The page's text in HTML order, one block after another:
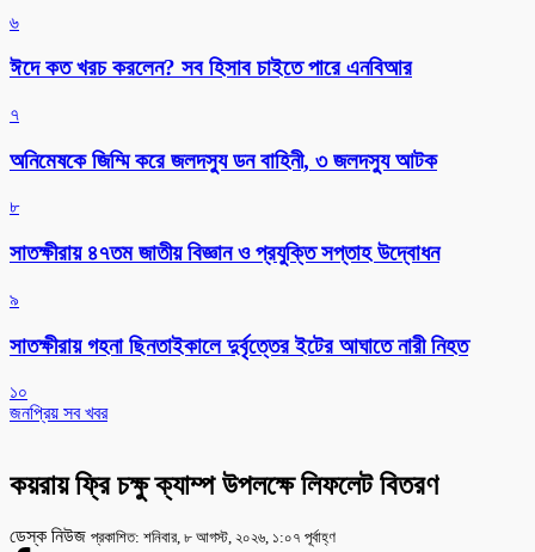
৬
ঈদে কত খরচ করলেন? সব হিসাব চাইতে পারে এনবিআর
৭
অনিমেষকে জিম্মি করে জলদস্যু ডন বাহিনী, ৩ জলদস্যু আটক
৮
সাতক্ষীরায় ৪৭তম জাতীয় বিজ্ঞান ও প্রযুক্তি সপ্তাহ উদ্বোধন
৯
সাতক্ষীরায় গহনা ছিনতাইকালে দুর্বৃত্তের ইটের আঘাতে নারী নিহত
১০
জনপ্রিয় সব খবর
কয়রায় ফ্রি চক্ষু ক্যাম্প উপলক্ষে লিফলেট বিতরণ
ডেস্ক নিউজ প্রকাশিত: শনিবার, ৮ আগস্ট, ২০২৬, ১:০৭ পূর্বাহ্ণ